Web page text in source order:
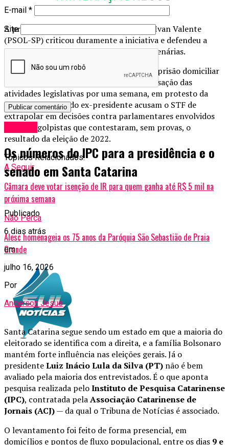
A proposta dividiu opiniões. O deputado Ivan Valente
(PSOL-SP) criticou duramente a iniciativa e defendeu a
suspensão do debate por cinco sessões plenárias.
A PEC da Blindagem ganhou força após a prisão domiciliar
do ex-presidente Jair Bolsonaro e a paralisação das
atividades legislativas por uma semana, em protesto da
oposição. Aliados do ex-presidente acusam o STF de
extrapolar em decisões contra parlamentares envolvidos
nos atos golpistas que contestaram, sem provas, o
resultado da eleição de 2022.
Tópicos Relacionados:
A Seguir
Câmara deve votar isenção de IR para quem ganha até R$ 5 mil na
próxima semana
Não Perca
Alesc homenageia os 75 anos da Paróquia São Sebastião de Praia
Grande
E-mail *
Site
Os números do IPC para a presidência e o
senado em Santa Catarina
Publicado
6 dias atrás
em
julho 16, 2026
Por
Anderson Jesus
Santa Catarina segue sendo um estado em que a maioria do
eleitorado se identifica com a direita, e a família Bolsonaro
mantém forte influência nas eleições gerais. Já o
presidenteLuiz Inácio Lula da Silva (PT) não é bem
avaliado pela maioria dos entrevistados. É o que aponta
pesquisa realizada peloInstituto de Pesquisa Catarinense
(IPC), contratada pelaAssociação Catarinense de
Jornais (ACJ)— da qual o Tribuna de Notícias é associado.
O levantamento foi feito de forma presencial, em
domicílios e pontos de fluxo populacional, entre os dias 9 e